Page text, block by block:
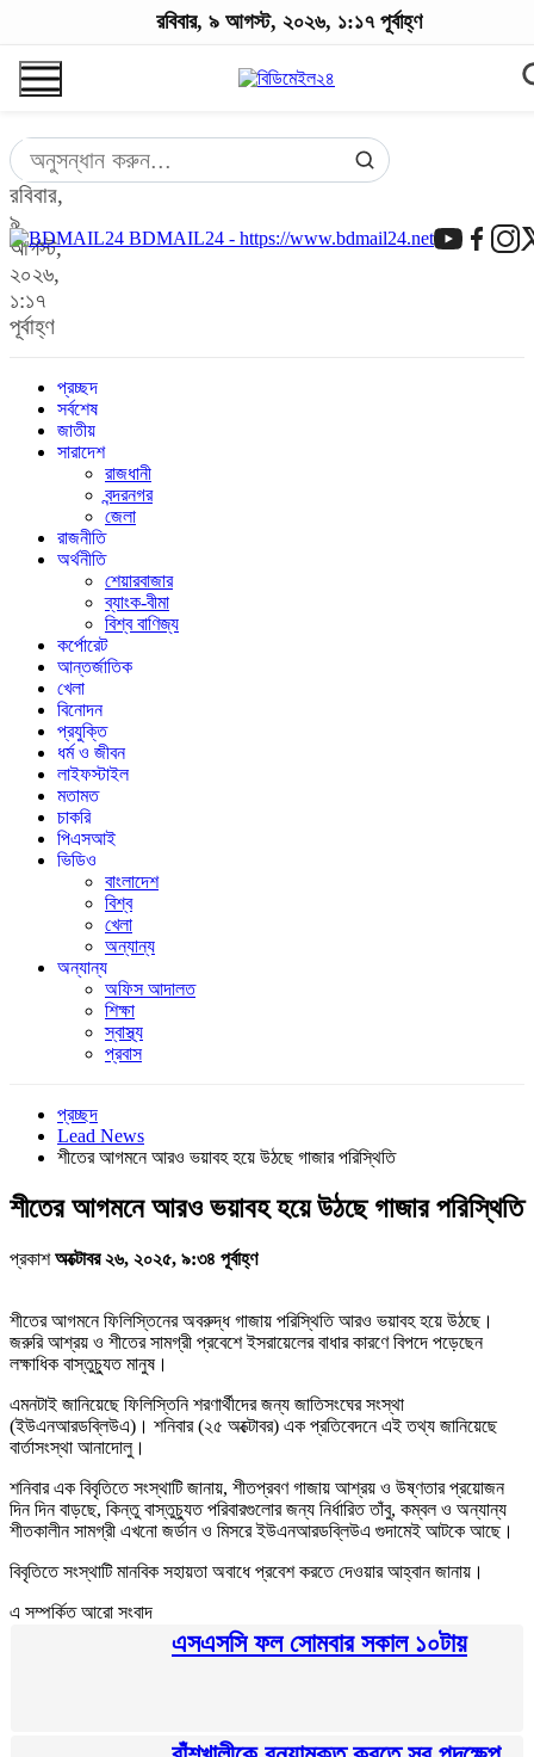
রবিবার,
৯
আগস্ট,
২০২৬,
১:১৭
পূর্বাহ্ণ
BDMAIL24 - https://www.bdmail24.net
প্রচ্ছদ
সর্বশেষ
জাতীয়
সারাদেশ
রাজধানী
বন্দরনগর
জেলা
রাজনীতি
অর্থনীতি
শেয়ারবাজার
ব্যাংক-বীমা
বিশ্ব বাণিজ্য
কর্পোরেট
আন্তর্জাতিক
খেলা
বিনোদন
প্রযুক্তি
ধর্ম ও জীবন
লাইফস্টাইল
মতামত
চাকরি
পিএসআই
ভিডিও
বাংলাদেশ
বিশ্ব
খেলা
অন্যান্য
অন্যান্য
অফিস আদালত
শিক্ষা
স্বাস্থ্য
প্রবাস
রবিবার, ৯ আগস্ট, ২০২৬, ১:১৭ পূর্বাহ্ণ
প্রচ্ছদ
Lead News
শীতের আগমনে আরও ভয়াবহ হয়ে উঠছে গাজার পরিস্থিতি
শীতের আগমনে আরও ভয়াবহ হয়ে উঠছে গাজার পরিস্থিতি
প্রকাশঅক্টোবর ২৬, ২০২৫, ৯:৩৪ পূর্বাহ্ণ
শীতের আগমনে ফিলিস্তিনের অবরুদ্ধ গাজায় পরিস্থিতি আরও ভয়াবহ হয়ে উঠছে।
জরুরি আশ্রয় ও শীতের সামগ্রী প্রবেশে ইসরায়েলের বাধার কারণে বিপদে পড়েছেন
লক্ষাধিক বাস্তুচ্যুত মানুষ।
এমনটাই জানিয়েছে ফিলিস্তিনি শরণার্থীদের জন্য জাতিসংঘের সংস্থা
(ইউএনআরডব্লিউএ)। শনিবার (২৫ অক্টোবর) এক প্রতিবেদনে এই তথ্য জানিয়েছে
বার্তাসংস্থা আনাদোলু।
শনিবার এক বিবৃতিতে সংস্থাটি জানায়, শীতপ্রবণ গাজায় আশ্রয় ও উষ্ণতার প্রয়োজন
দিন দিন বাড়ছে, কিন্তু বাস্তুচ্যুত পরিবারগুলোর জন্য নির্ধারিত তাঁবু, কম্বল ও অন্যান্য
শীতকালীন সামগ্রী এখনো জর্ডান ও মিসরে ইউএনআরডব্লিউএ গুদামেই আটকে আছে।
বিবৃতিতে সংস্থাটি মানবিক সহায়তা অবাধে প্রবেশ করতে দেওয়ার আহ্বান জানায়।
এ সম্পর্কিত আরো সংবাদ
এসএসসি ফল সোমবার সকাল ১০টায়